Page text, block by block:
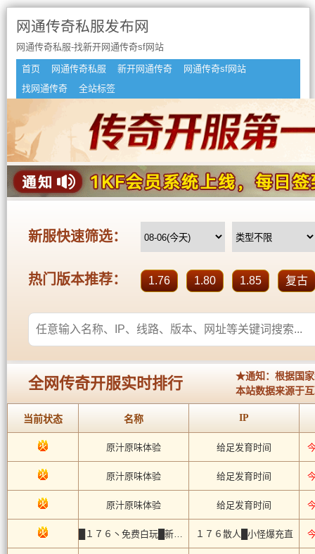
网通传奇私服发布网
网通传奇私服-找新开网通传奇sf网站
首页 网通传奇私服 新开网通传奇
网通传奇sf网站
找网通传奇
全站标签